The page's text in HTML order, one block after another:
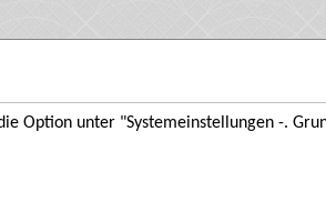
Option unter "Systemeinstellungen -.